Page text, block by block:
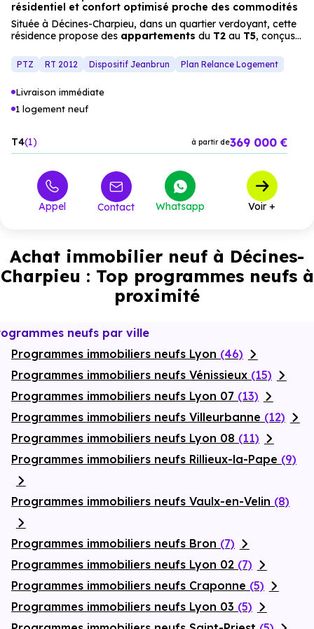
résidentiel et confort optimisé proche des commodités
Située à Décines-Charpieu, dans un quartier verdoyant, cette
résidence propose des appartements du T2 au T5, conçus
espaces verts et les prestations (terrasses, parking sécurisé)
créent un ensemble harmonieux, idéal pour les familles ou les
vieetproximitédes services.
PTZ RT 2012 Dispositif Jeanbrun Plan Relance Logement
Livraison immédiate
1 logement neuf
T4 1 à partir de369 000 €
Appel Contact Whatsapp Voir +
Achat immobilier neuf à Décines-
Charpieu : Top programmes neufs à
proximité
neufs par ville
Programmes immobiliers neufs Lyon (46)
Programmes immobiliers neufs Vénissieux (15)
Programmes immobiliers neufs Lyon 07 (13)
Programmes immobiliers neufs Villeurbanne (12)
Programmes immobiliers neufs Lyon 08 (11)
Programmes immobiliers neufs Rillieux-la-Pape (9)
Programmes immobiliers neufs Vaulx-en-Velin (8)
Programmes immobiliers neufs Bron (7)
Programmes immobiliers neufs Lyon 02 (7)
Programmes immobiliers neufs Craponne (5)
Programmes immobiliers neufs Lyon 03 (5)